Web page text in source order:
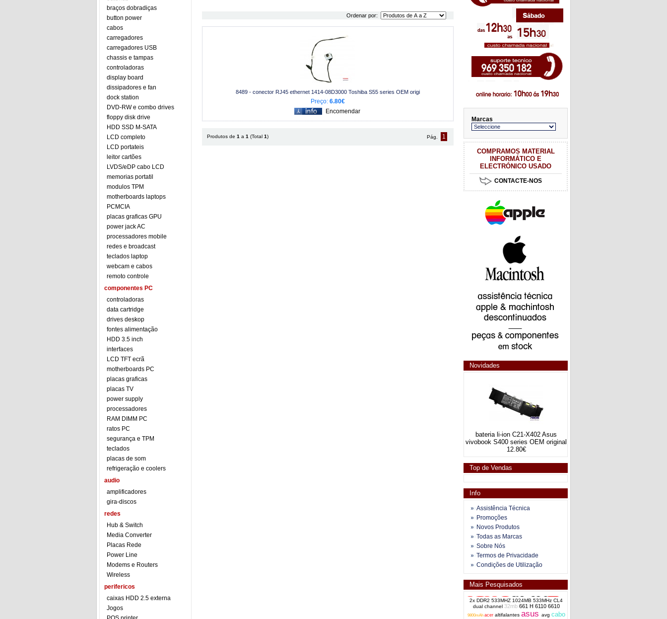
braços dobradiças
button power
cabos
carregadores
carregadores USB
chassis e tampas
controladoras
display board
dissipadores e fan
dock station
DVD-RW e combo drives
floppy disk drive
HDD SSD M-SATA
LCD completo
LCD portateis
leitor cartões
LVDS/eDP cabo LCD
memorias portatil
modulos TPM
motherboards laptops
PCMCIA
placas graficas GPU
power jack AC
processadores mobile
redes e broadcast
teclados laptop
webcam e cabos
remoto controle
componentes PC
controladoras
data cartridge
drives deskop
fontes alimentação
HDD 3.5 inch
interfaces
LCD TFT ecrã
motherboards PC
placas graficas
placas TV
power supply
processadores
RAM DIMM PC
ratos PC
segurança e TPM
teclados
placas de som
refrigeração e coolers
audio
amplificadores
gira-discos
redes
Hub & Switch
Media Converter
Placas Rede
Power Line
Modems e Routers
Wireless
perifericos
caixas HDD 2.5 externa
Jogos
Ordenar por:
8489 - conector RJ45 ethernet 1414-08D3000 Toshiba S55 series OEM origi
Preço: 6.80€
Produtos de 1 a 1 (Total 1) Pág. 1
Marcas
COMPRAMOS MATERIAL
INFORMÁTICO E
ELECTRÓNICO USADO
CONTACTE-NOS
Novidades
bateria li-ion C21-X402 Asus
vivobook S400 series OEM original
12.80€
Top de Vendas
Info
Assistência Técnica
Promoções
Novos Produtos
Todas as Marcas
Sobre Nós
Termos de Privacidade
Condições de Utilização
Mais Pesquisados
2x DDR2 533MHZ 1024MB 533MHz CL4
dual channel 32mb 661 H 6110 6610
9800mAh acer altifalantes asus avg cabo